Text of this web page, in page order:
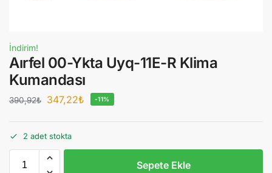
İndirim!
Aırfel 00-Ykta Uyq-11E-R Klima
Kumandası
390,92₺ 347,22₺ -11%
2 adet stokta
Sepete Ekle